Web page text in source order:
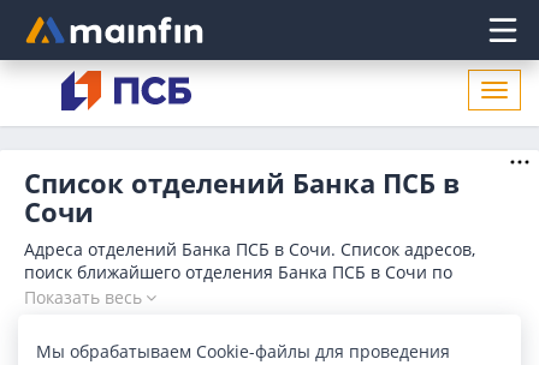
Главное меню
Список отделений Банка ПСБ в
Сочи
Адреса отделений Банка ПСБ в Сочи. Список адресов,
поиск ближайшего отделения Банка ПСБ в Сочи по
адресу, названию. Часы работы, телефоны, контактные
Показать весь
Отделения
Мы обрабатываем Cookie-файлы для проведения